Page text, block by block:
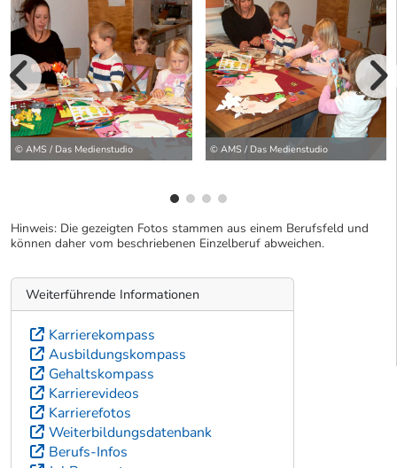
© AMS / Das Medienstudio © AMS / Das Medienstudio
Hinweis: Die gezeigten Fotos stammen aus einem Berufsfeld und
können daher vom beschriebenen Einzelberuf abweichen.
Weiterführende Informationen
Karrierekompass
Ausbildungskompass
Gehaltskompass
Karrierevideos
Karrierefotos
Weiterbildungsdatenbank
Berufs-Infos